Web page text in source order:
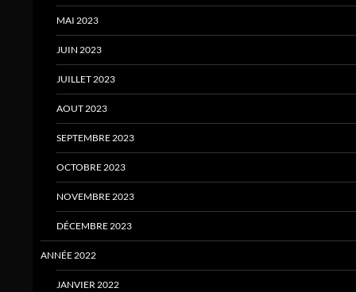
MAI 2023
JUIN 2023
JUILLET 2023
AOUT 2023
SEPTEMBRE 2023
OCTOBRE 2023
NOVEMBRE 2023
DÉCEMBRE 2023
ANNÉE 2022
JANVIER 2022